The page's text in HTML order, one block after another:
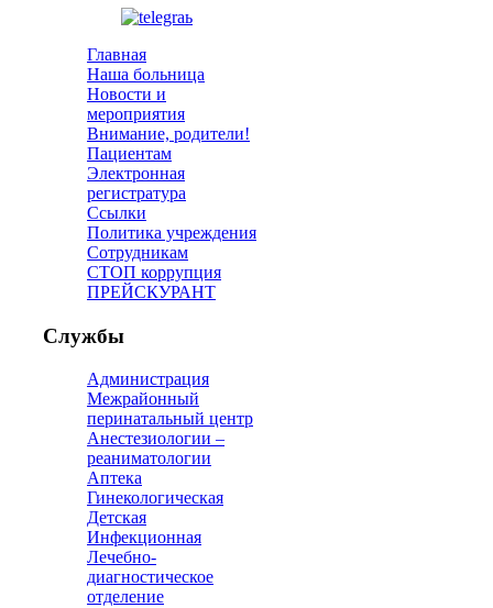
Главная
Наша больница
Новости и
мероприятия
Внимание, родители!
Пациентам
Электронная
регистратура
Ссылки
Политика учреждения
Сотрудникам
СТОП коррупция
ПРЕЙСКУРАНТ
Службы
Администрация
Межрайонный
перинатальный центр
Анестезиологии –
реаниматологии
Аптека
Гинекологическая
Детская
Инфекционная
Лечебно-
диагностическое
отделение